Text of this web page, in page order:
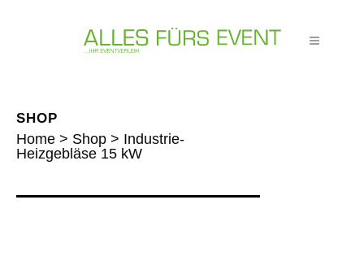
SHOP
Home > Shop > Industrie-
Heizgebläse 15 kW